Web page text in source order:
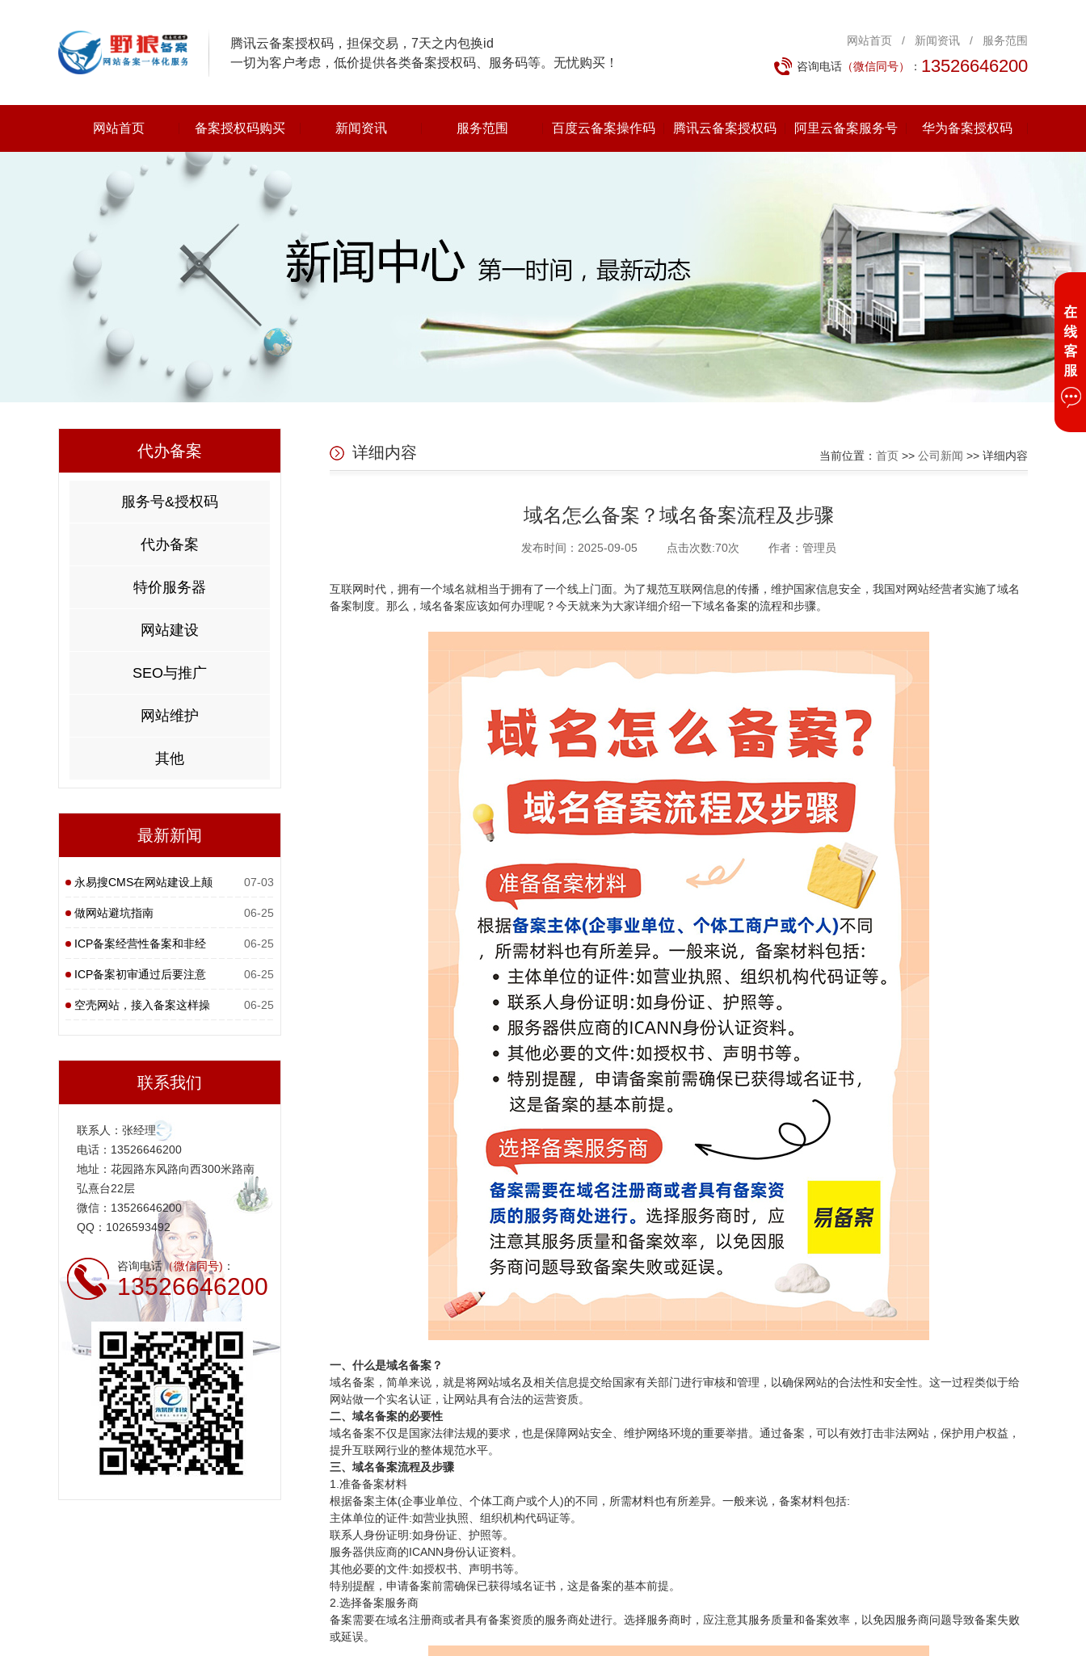
腾讯云备案授权码，担保交易，7天之内包换id
一切为客户考虑，低价提供各类备案授权码、服务码等。无忧购买！
网站首页 / 新闻资讯 /
服务范围
咨询电话 （微信同号） ： 13526646200
网站首页 备案授权码购买 新闻资讯 服务范围 百度云备案操作码 腾讯云备案授权码 阿里云备案服务号 华为备案授权码
代办备案
服务号&授权码
代办备案
特价服务器
网站建设
SEO与推广
网站维护
其他
最新新闻
永易搜CMS在网站建设上颠
覆性
07-03
做网站避坑指南 06-25
ICP备案经营性备案和非经
营性
06-25
ICP备案初审通过后要注意
什么
06-25
空壳网站，接入备案这样操 06-25
联系我们
联系人：张经理
电话：13526646200
地址：花园路东风路向西300米路南
弘熹台22层
微信：13526646200
QQ：1026593492
咨询电话（微信同号) ：
13526646200
详细内容 当前位置： 首页 >> 公司新闻 >> 详细内容
域名怎么备案？域名备案流程及步骤
发布时间：2025-09-05 点击次数:70次 作者：管理员
互联网时代，拥有一个域名就相当于拥有了一个线上门面。为了规范互联网信息的传播，维护国家信息安全，我国对网站经营者实施了域名
备案制度。那么，域名备案应该如何办理呢？今天就来为大家详细介绍一下域名备案的流程和步骤。
一、什么是域名备案？
域名备案，简单来说，就是将网站域名及相关信息提交给国家有关部门进行审核和管理，以确保网站的合法性和安全性。这一过程类似于给
网站做一个实名认证，让网站具有合法的运营资质。
二、域名备案的必要性
域名备案不仅是国家法律法规的要求，也是保障网站安全、维护网络环境的重要举措。通过备案，可以有效打击非法网站，保护用户权益，
提升互联网行业的整体规范水平。
三、域名备案流程及步骤
1.准备备案材料
根据备案主体(企事业单位、个体工商户或个人)的不同，所需材料也有所差异。一般来说，备案材料包括:
主体单位的证件:如营业执照、组织机构代码证等。
联系人身份证明:如身份证、护照等。
服务器供应商的ICANN身份认证资料。
其他必要的文件:如授权书、声明书等。
特别提醒，申请备案前需确保已获得域名证书，这是备案的基本前提。
2.选择备案服务商
备案需要在域名注册商或者具有备案资质的服务商处进行。选择服务商时，应注意其服务质量和备案效率，以免因服务商问题导致备案失败
或延误。